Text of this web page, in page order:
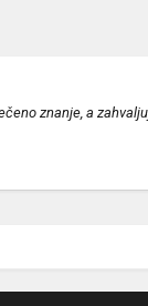
znanje, a